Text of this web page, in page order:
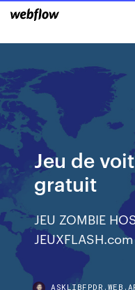
Jeu de
gratuit
JEU ZOMBIE
JEUXFLASH.com